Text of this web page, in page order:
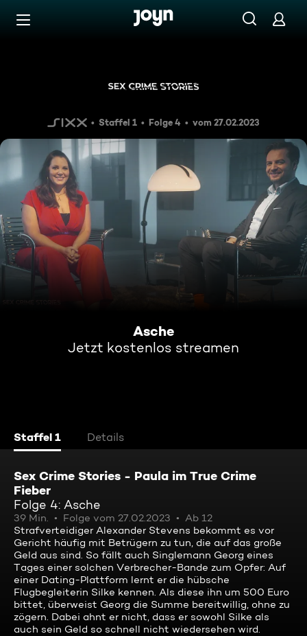
Zum Inhalt springen
Staffel 1 Folge 4 vom 27.02.2023
Asche
Jetzt kostenlos streamen
Staffel 1 Details
Sex Crime Stories - Paula im True Crime
Fieber
Folge 4: Asche
39 Min. Folge vom 27.02.2023
Ab 12
Strafverteidiger Alexander Stevens bekommt es vor
Gericht häufig mit Betrügern zu tun, die auf das große
Geld aus sind. So fällt auch Singlemann Georg eines
Tages einer solchen Verbrecher-Bande zum Opfer: Auf
einer Dating-Plattform lernt er die hübsche
Flugbegleiterin Silke kennen. Als diese ihn um 500 Euro
bittet, überweist Georg die Summe bereitwillig, ohne zu
zögern. Dabei ahnt er nicht, dass er sowohl Silke als
auch sein Geld so schnell nicht wiedersehen wird.